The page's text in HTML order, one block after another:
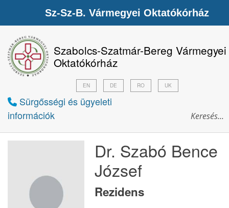
Szabolcs-Szatmár-Bereg Vármegyei
Oktatókórház
Sürgősségi és ügyeleti
információk
EN DE RO UK
Dr. Szabó Bence
József
Rezidens
Sz-Sz-B. Vármegyei Oktatókórház